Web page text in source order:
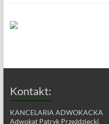
Kontakt:
KANCELARIA ADWOKACKA
Adwokat Patryk Przeździecki